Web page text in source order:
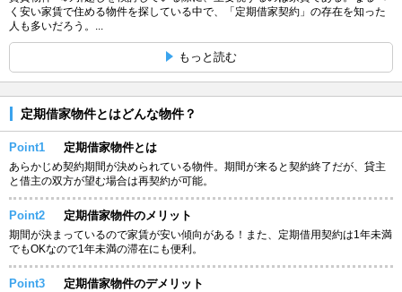
く安い家賃で住める物件を探している中で、「定期借家契約」の存在を知った
人も多いだろう。...
もっと読む
定期借家物件とはどんな物件？
Point1 定期借家物件とは
あらかじめ契約期間が決められている物件。期間が来ると契約終了だが、貸主
と借主の双方が望む場合は再契約が可能。
Point2 定期借家物件のメリット
期間が決まっているので家賃が安い傾向がある！また、定期借用契約は1年未満
でもOKなので1年未満の滞在にも便利。
Point3 定期借家物件のデメリット